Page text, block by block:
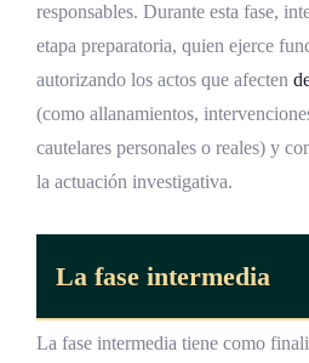
responsables. Durante esta fase,
etapa preparatoria, quien ejerce
autorizando los actos que afecten
(como allanamientos,
cautelares personales o reales) y
la actuación investigativa.
La fase intermedia
La fase intermedia tiene como